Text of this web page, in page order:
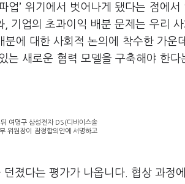
업’ 위기에서 벗어나게 됐다는 점에서
, 기업의 초과이익 배분 문제는 우리 사
에 대한 사회적 논의에 착수한 가운데
는 새로운 협력 모델을 구축해야 한다
여명구 삼성전자 DS(디바이스솔
위원장이 잠정합의안에 서명하고
졌다는 평가가 나옵니다
협상 과정